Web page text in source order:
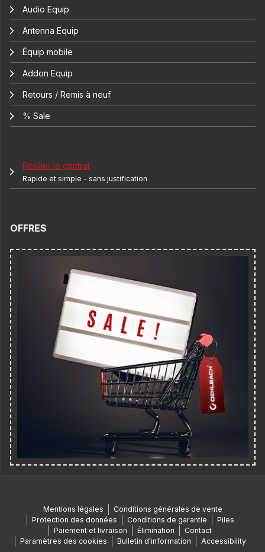
Audio Equip
Antenna Equip
Équip mobile
Addon Equip
Retours / Remis à neuf
% Sale
Résilier le contrat
Rapide et simple - sans justification
OFFRES
Mentions légales
Conditions générales de vente
Protection des données
Conditions de garantie
Piles
Paiement et livraison
Élimination
Contact
Paramètres des cookies
Bulletin d'information Accessibility